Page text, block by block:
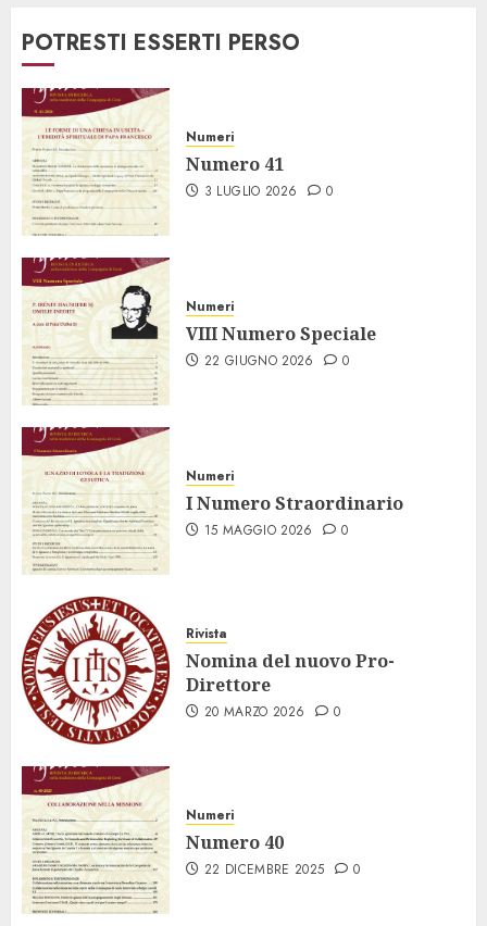
POTRESTI ESSERTI PERSO
Numeri
Numero 41
3 LUGLIO 2026 0
Numeri
VIII Numero Speciale
22 GIUGNO 2026 0
Numeri
I Numero Straordinario
15 MAGGIO 2026 0
Rivista
Nomina del nuovo Pro-
Direttore
20 MARZO 2026 0
Numeri
Numero 40
22 DICEMBRE 2025 0